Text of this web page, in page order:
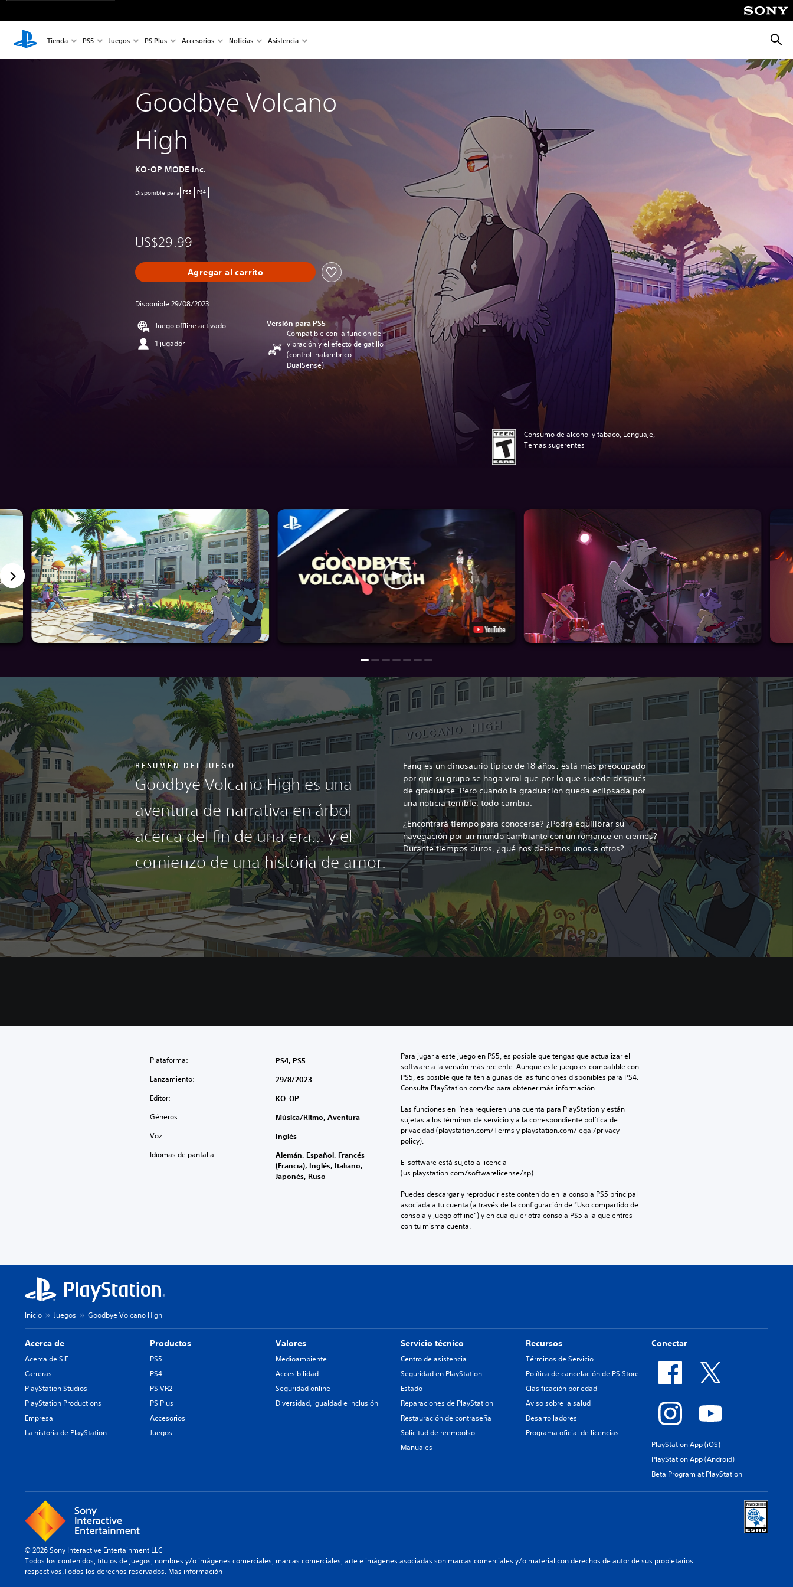
Tienda PS5 Juegos PS Plus Accesorios Noticias Asistencia
Goodbye Volcano
High
KO-OP MODE Inc.
Disponible para PS5 PS4
US$29.99
Agregar al carrito
Disponible 29/08/2023
Juego offline activado
1 jugador
Versión para PS5
Compatible con la función de
vibración y el efecto de gatillo
(control inalámbrico
DualSense)
Consumo de alcohol y tabaco, Lenguaje,
Temas sugerentes
RESUMEN DEL JUEGO
Goodbye Volcano High es una
aventura de narrativa en árbol
acerca del fin de una era... y el
comienzo de una historia de amor.
Fang es un dinosaurio típico de 18 años: está más preocupado
por que su grupo se haga viral que por lo que sucede después
de graduarse. Pero cuando la graduación queda eclipsada por
una noticia terrible, todo cambia.
¿Encontrará tiempo para conocerse? ¿Podrá equilibrar su
navegación por un mundo cambiante con un romance en ciernes?
Durante tiempos duros, ¿qué nos debemos unos a otros?
Plataforma: PS4, PS5
Lanzamiento: 29/8/2023
Editor: KO_OP
Géneros: Música/Ritmo, Aventura
Voz: Inglés
Idiomas de pantalla:
Alemán, Español, Francés
(Francia), Inglés, Italiano,
Japonés, Ruso
Para jugar a este juego en PS5, es posible que tengas que actualizar el
software a la versión más reciente. Aunque este juego es compatible con
PS5, es posible que falten algunas de las funciones disponibles para PS4.
Consulta PlayStation.com/bc para obtener más información.
Las funciones en línea requieren una cuenta para PlayStation y están
sujetas a los términos de servicio y a la correspondiente política de
privacidad (playstation.com/Terms y playstation.com/legal/privacy-
policy).
El software está sujeto a licencia
(us.playstation.com/softwarelicense/sp).
Puedes descargar y reproducir este contenido en la consola PS5 principal
asociada a tu cuenta (a través de la configuración de “Uso compartido de
consola y juego offline”) y en cualquier otra consola PS5 a la que entres
con tu misma cuenta.
Inicio Juegos Goodbye Volcano High
Acerca de
Acerca de SIE
Carreras
PlayStation Studios
PlayStation Productions
Empresa
La historia de PlayStation
Productos
PS5
PS4
PS VR2
PS Plus
Accesorios
Juegos
Valores
Medioambiente
Accesibilidad
Seguridad online
Diversidad, igualdad e inclusión
Servicio técnico
Centro de asistencia
Seguridad en PlayStation
Estado
Reparaciones de PlayStation
Restauración de contraseña
Solicitud de reembolso
Manuales
Recursos
Términos de Servicio
Política de cancelación de PS Store
Clasificación por edad
Aviso sobre la salud
Desarrolladores
Programa oficial de licencias
Conectar
PlayStation App (iOS)
PlayStation App (Android)
Beta Program at PlayStation
© 2026 Sony Interactive Entertainment LLC
Todos los contenidos, títulos de juegos, nombres y/o imágenes comerciales, marcas comerciales, arte e imágenes asociadas son marcas comerciales y/o material con derechos de autor de sus propietarios
respectivos.Todos los derechos reservados. Más información